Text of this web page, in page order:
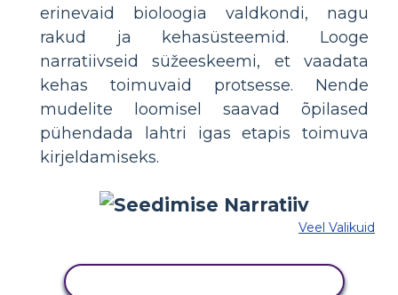
erinevaid bioloogia valdkondi, nagu
rakud ja kehasüsteemid. Looge
narratiivseid süžeeskeemi, et vaadata
kehas toimuvaid protsesse. Nende
mudelite loomisel saavad õpilased
pühendada lahtri igas etapis toimuva
kirjeldamiseks.
Veel Valikuid